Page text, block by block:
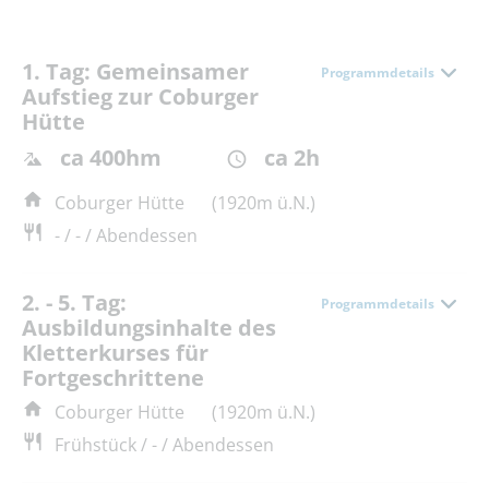
1. Tag: Gemeinsamer
Aufstieg zur Coburger
Hütte
Programmdetails
ca 400hm ca 2h
Coburger Hütte
(1920m ü.N.)
- / - / Abendessen
2. - 5. Tag:
Ausbildungsinhalte des
Kletterkurses für
Fortgeschrittene
Programmdetails
Coburger Hütte
(1920m ü.N.)
Frühstück / - / Abendessen